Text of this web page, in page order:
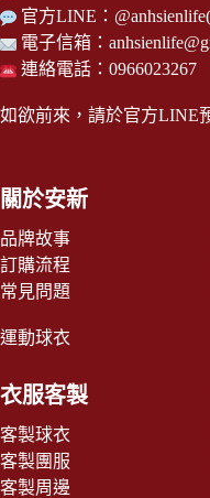
官方LINE： @anhsienlife
電子信箱：
連絡電話：0966023267
如欲前來，請於官方LINE
關於安新
品牌故事
訂購流程
常見問題
運動球衣
衣服客製
客製球衣
客製團服
客製周邊